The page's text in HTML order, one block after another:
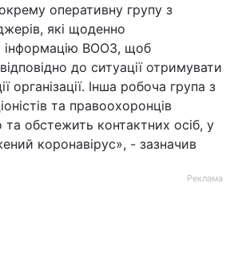
оперативну групу з
які щоденно
інформацію ВООЗ, щоб
до ситуації отримувати
організації. Інша робоча група з
та правоохоронців
та обстежить контактних осіб, у
коронавірус», - зазначив
Реклама